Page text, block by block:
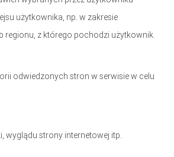
użytkownika, np. w zakresie
regionu, z którego pochodzi użytkownik.
odwiedzonych stron w serwisie w celu
wyglądu strony internetowej itp.